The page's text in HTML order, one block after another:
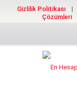
Gizlilik Politikası
Çözümleri